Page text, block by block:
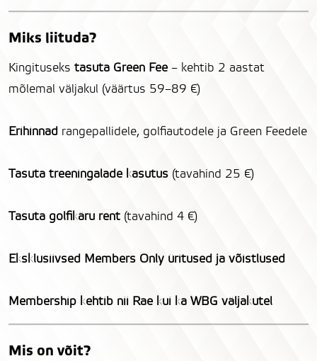
Miks liituda?
Kingituseks tasuta Green Fee – kehtib 2 aastat
mõlemal väljakul (väärtus 59–89 €)
Erihinnad rangepallidele, golfiautodele ja Green Feedele
Tasuta treeningalade kasutus (tavahind 25 €)
Tasuta golfikäru rent (tavahind 4 €)
Eksklusiivsed Members Only üritused ja võistlused
Membership kehtib nii Rae kui ka WBG väljakutel
Mis on võit?